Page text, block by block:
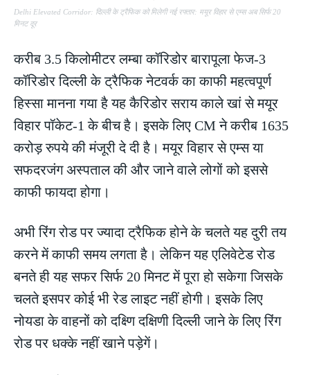
Delhi Elevated Corridor: दिल्ली के ट्रैफिक को मिलेगी नई रफ्तार: मयूर विहार से एम्स अब सिर्फ 20
मिनट दूर
करीब 3.5 किलोमीटर लम्बा कॉरिडोर बारापूला फेज-3
कॉरिडोर दिल्ली के ट्रैफिक नेटवर्क का काफी महत्वपूर्ण
हिस्सा मानना गया है यह कैरिडोर सराय काले खां से मयूर
विहार पॉकेट-1 के बीच है। इसके लिए CM ने करीब 1635
करोड़ रुपये की मंजूरी दे दी है। मयूर विहार से एम्स या
सफदरजंग अस्पताल की और जाने वाले लोगों को इससे
काफी फायदा होगा।
अभी रिंग रोड पर ज्यादा ट्रैफिक होने के चलते यह दुरी तय
करने में काफी समय लगता है। लेकिन यह एलिवेटेड रोड
बनते ही यह सफर सिर्फ 20 मिनट में पूरा हो सकेगा जिसके
चलते इसपर कोई भी रेड लाइट नहीं होगी। इसके लिए
नोयडा के वाहनों को दक्ष्णि दक्षिणी दिल्ली जाने के लिए रिंग
रोड पर धक्के नहीं खाने पड़ेगें।